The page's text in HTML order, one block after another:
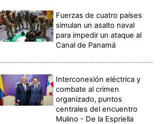
Fuerzas de cuatro países
simulan un asalto naval
para impedir un ataque al
Canal de Panamá
Interconexión eléctrica y
combate al crimen
organizado, puntos
centrales del encuentro
Mulino - De la Espriella